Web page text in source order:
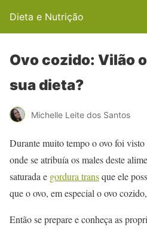
Dieta e Nutrição
Ovo cozido: Vilão
sua dieta?
Michelle Leite dos Santos
Durante muito tempo o ovo foi
onde se atribuía os males deste
saturada e gordura transque ele
que o ovo, em especial o ovo
Então se prepare e conheça as